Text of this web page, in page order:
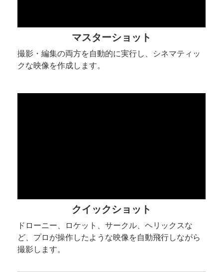
マスターショット
撮影・編集の両方を自動的に実行し、シネマティッ
クな映像を作成します。
クイックショット
ドローニー、ロケット、サークル、ヘリックスな
ど、プロが操作したような映像を自動飛行しながら
撮影します。